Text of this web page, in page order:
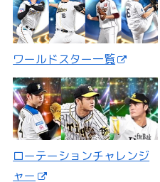
ワールドスター一覧
ローテーションチャレンジ
ャー